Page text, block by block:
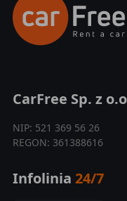
CarFree Sp. z
NIP: 521 369 56 26
REGON: 361388616
Infolinia 24/7